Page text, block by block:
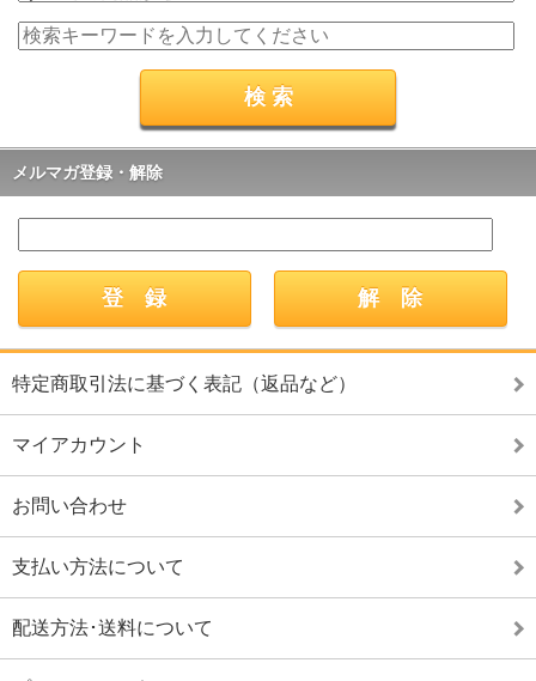
メルマガ登録・解除
特定商取引法に基づく表記（返品など）
マイアカウント
お問い合わせ
支払い方法について
配送方法･送料について